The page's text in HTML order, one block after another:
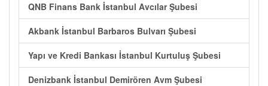
QNB Finans Bank İstanbul Avcılar Şubesi
Akbank İstanbul Barbaros Bulvarı Şubesi
Yapı ve Kredi Bankası İstanbul Kurtuluş Şubesi
Denizbank İstanbul Demirören Avm Şubesi